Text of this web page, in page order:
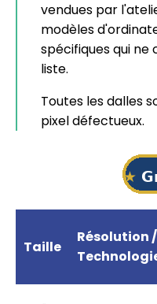
vendues par
modèles
spécifiques qui
liste.
Toutes les dalles
pixel défectueux.
Taille
Résolution /